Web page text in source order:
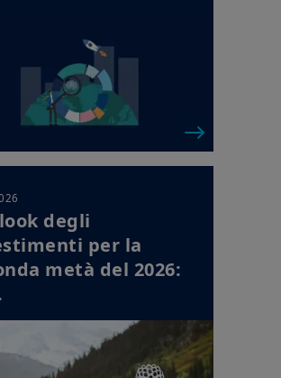
degli
per la
metà del 2026: